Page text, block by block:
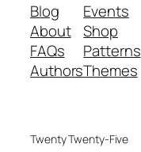
Blog
About
FAQs
Authors
Events
Shop
Patterns
Themes
Twenty Twenty-Five